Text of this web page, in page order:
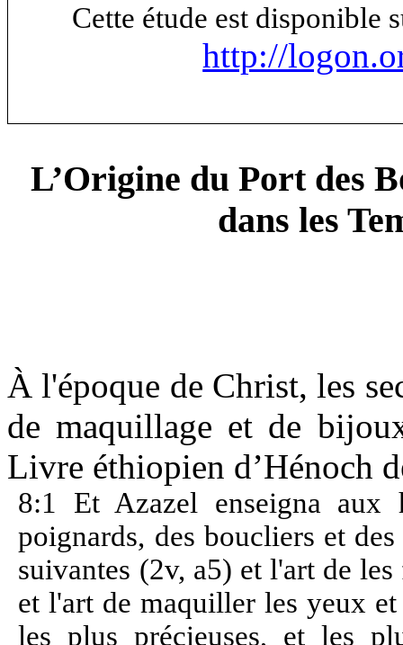
Cette étude est disponible
http://
L’Origine du Port des
dans les
À l'époque de Christ, les
de maquillage et de
Livre éthiopien d’Hénoch
8:1 Et Azazel enseigna aux
poignards, des boucliers et
suivantes (2v, a5) et l'art de
et l'art de maquiller les yeux
les plus précieuses, et les